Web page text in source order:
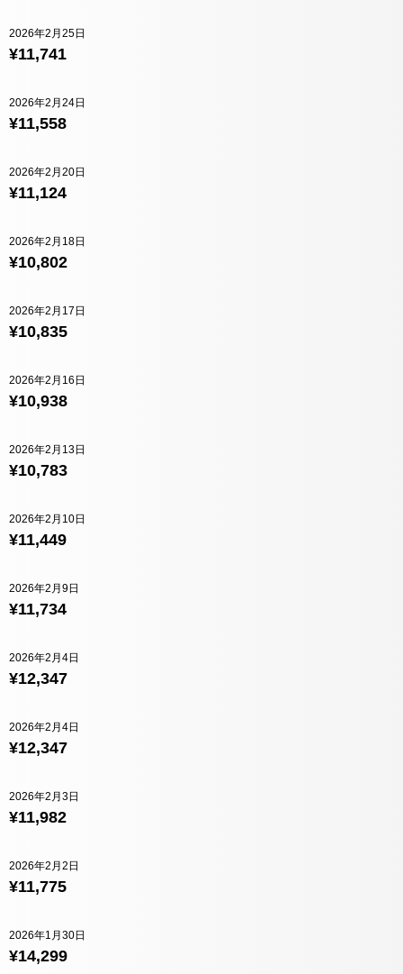
¥11,741
2026年2月25日
¥11,558
2026年2月24日
¥11,124
2026年2月20日
¥10,802
2026年2月18日
¥10,835
2026年2月17日
¥10,938
2026年2月16日
¥10,783
2026年2月13日
¥11,449
2026年2月10日
¥11,734
2026年2月9日
¥12,347
2026年2月4日
¥12,347
2026年2月4日
¥11,982
2026年2月3日
¥11,775
2026年2月2日
¥14,299
2026年1月30日